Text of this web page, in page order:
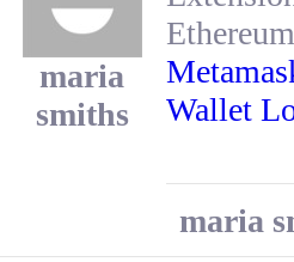
maria
smiths
Wallet
maria